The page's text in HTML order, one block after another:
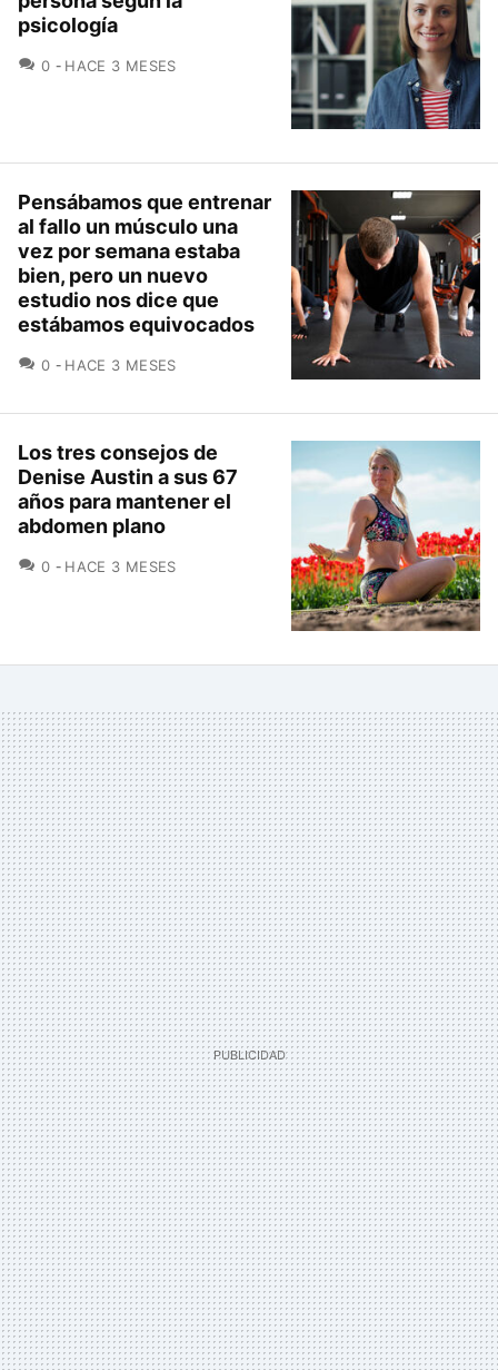
psicología
0 COMENTARIOS
HACE 3 MESES
Pensábamos que entrenar
al fallo un músculo una
vez por semana estaba
bien, pero un nuevo
estudio nos dice que
estábamos equivocados
0 COMENTARIOS
HACE 3 MESES
Los tres consejos de
Denise Austin a sus 67
años para mantener el
abdomen plano
0 COMENTARIOS
HACE 3 MESES